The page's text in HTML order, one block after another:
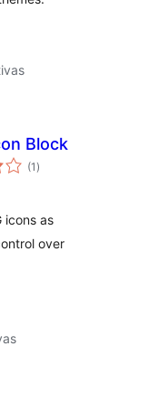
Block
(1 total
de
)
icons as
over